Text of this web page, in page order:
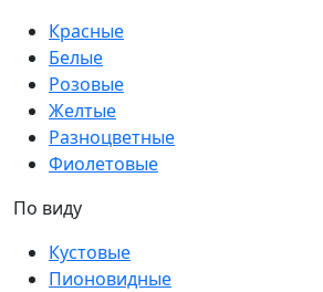
Красные
Белые
Розовые
Желтые
Разноцветные
Фиолетовые
По виду
Кустовые
Пионовидные